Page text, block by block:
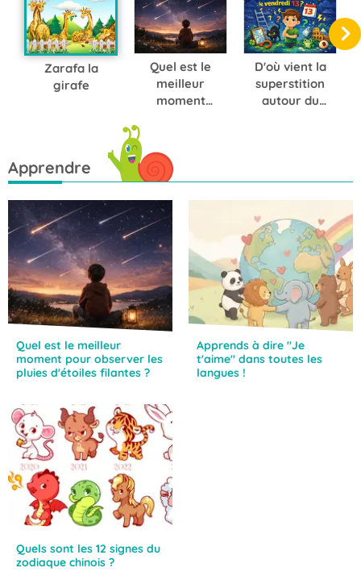
Zarafa la
girafe
Quel est le
meilleur
moment
pluies
d'étoiles
filantes ?
D'où vient la
superstition
autour du
Apprendre
Quel est le meilleur
moment pour observer les
pluies d'étoiles filantes ?
Apprends à dire "Je
t'aime" dans toutes les
langues !
Quels sont les 12 signes du
zodiaque chinois ?